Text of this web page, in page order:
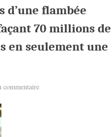
d’une flambée
70 millions de
en seulement une
commentairesur